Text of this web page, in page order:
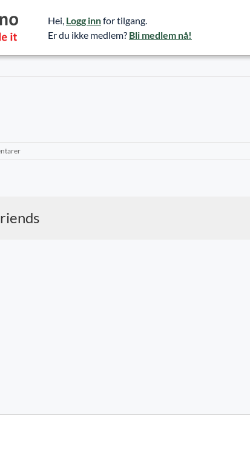
Hei, Logg innfor tilgang.
Er du ikke medlem? Bli medlem nå!